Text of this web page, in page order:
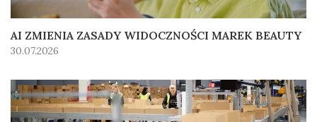
AI ZMIENIA ZASADY WIDOCZNOŚCI MAREK BEAUTY
30.07.2026